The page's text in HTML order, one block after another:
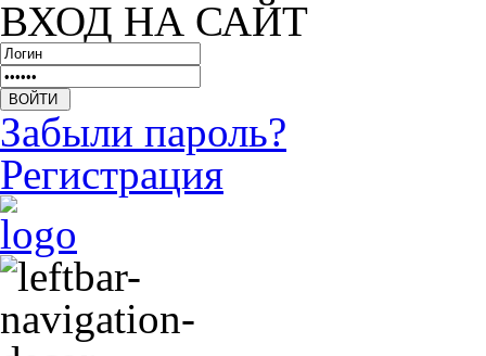
ВХОД НА САЙТ
Забыли пароль?
Регистрация